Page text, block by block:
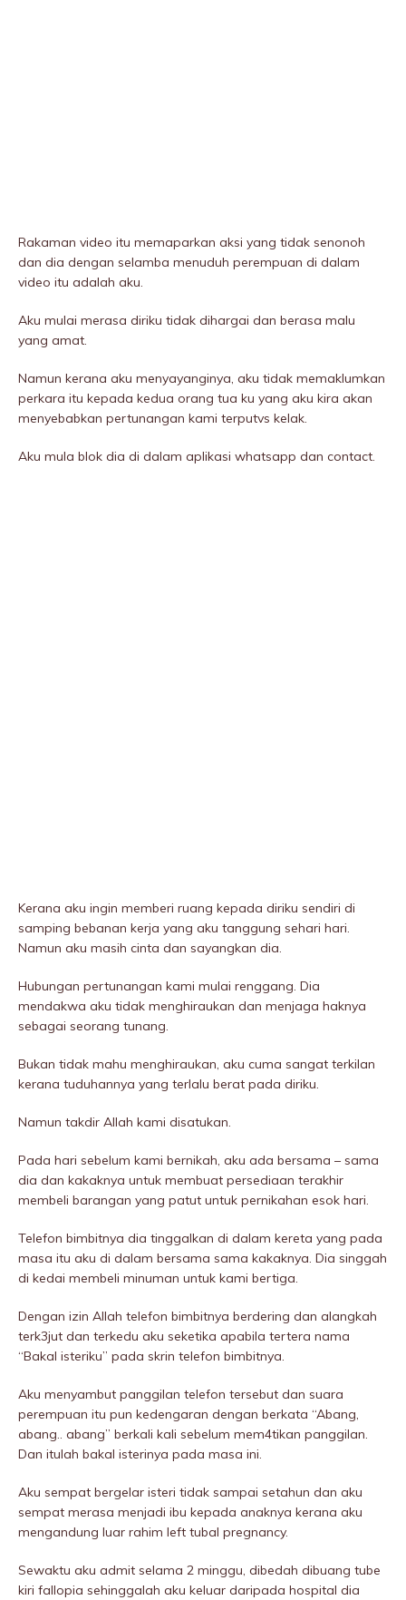
Rakaman video itu memaparkan aksi yang tidak senonoh
dan dia dengan seIamba menuduh perempuan di dalam
video itu adalah aku.
Aku mulai merasa diriku tidak dihargai dan berasa malu
yang amat.
Namun kerana aku menyayanginya, aku tidak memaklumkan
perkara itu kepada kedua orang tua ku yang aku kira akan
menyebabkan pertunangan kami terputvs kelak.
Aku mula bIok dia di dalam aplikasi whatsapp dan contact.
Kerana aku ingin memberi ruang kepada diriku sendiri di
samping bebanan kerja yang aku tanggung sehari hari.
Namun aku masih cinta dan sayangkan dia.
Hubungan pertunangan kami mulai renggang. Dia
mendakwa aku tidak menghiraukan dan menjaga haknya
sebagai seorang tunang.
Bukan tidak mahu menghiraukan, aku cuma sangat terkilan
kerana tuduhannya yang terlalu berat pada diriku.
Namun takdir Allah kami disatukan.
Pada hari sebelum kami bernikah, aku ada bersama – sama
dia dan kakaknya untuk membuat persediaan terakhir
membeli barangan yang patut untuk pernikahan esok hari.
Telefon bimbitnya dia tinggalkan di dalam kereta yang pada
masa itu aku di dalam bersama sama kakaknya. Dia singgah
di kedai membeli minuman untuk kami bertiga.
Dengan izin Allah telefon bimbitnya berdering dan alangkah
terk3jut dan terkedu aku seketika apabila tertera nama
“Bakal isteriku” pada skrin telefon bimbitnya.
Aku menyambut panggiIan telefon tersebut dan suara
perempuan itu pun kedengaran dengan berkata “Abang,
abang.. abang” berkali kali sebelum mem4tikan panggiIan.
Dan itulah bakal isterinya pada masa ini.
Aku sempat bergelar isteri tidak sampai setahun dan aku
sempat merasa menjadi ibu kepada anaknya kerana aku
mengandung luar rahim left tubal pregnancy.
Sewaktu aku admit selama 2 minggu, dibedah dibuang tube
kiri faIIopia sehinggalah aku keluar daripada hospitaI dia